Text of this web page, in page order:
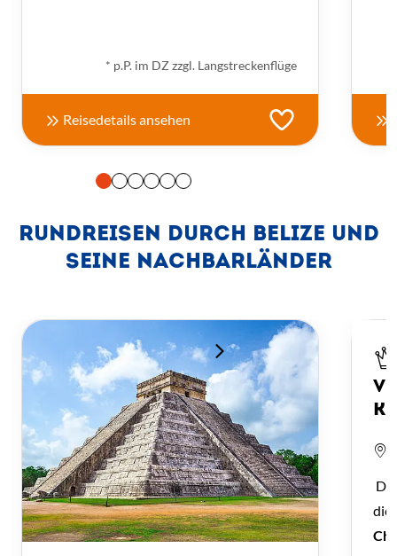
* p.P. im DZ zzgl. Langstreckenflüge
Reisedetails ansehen
RUNDREISEN DURCH BELIZE UND
SEINE NACHBARLÄNDER
Neu
die